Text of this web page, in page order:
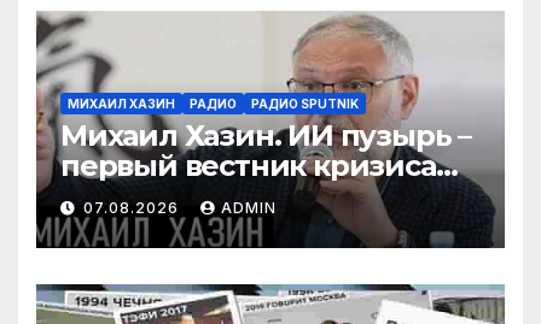
МИХАИЛ ХАЗИН РАДИО РАДИО SPUTNIK
Михаил Хазин. ИИ пузырь –
первый вестник кризиса
или миф?
07.08.2026 ADMIN